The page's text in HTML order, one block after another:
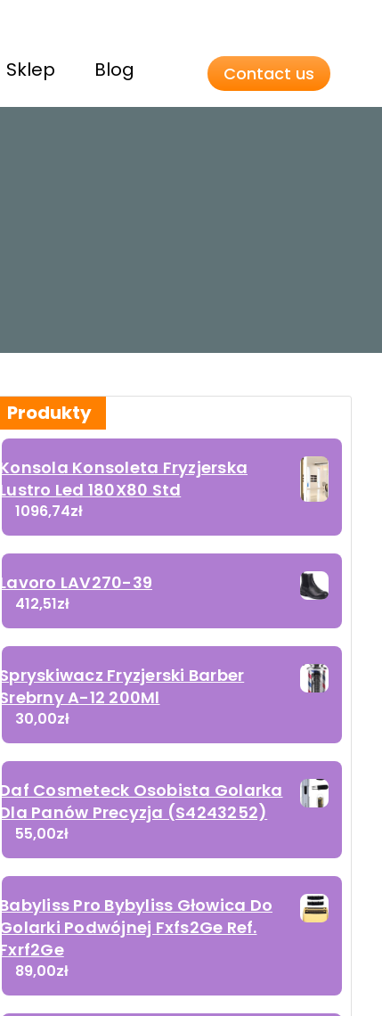
Sklep Blog Contact us
Produkty
Konsola Konsoleta Fryzjerska
Lustro Led 180X80 Std
1096,74zł
Lavoro LAV270-39
412,51zł
Spryskiwacz Fryzjerski Barber
Srebrny A-12 200Ml
30,00zł
Daf Cosmeteck Osobista Golarka
Dla Panów Precyzja (S4243252)
55,00zł
Babyliss Pro Bybyliss Głowica Do
Golarki Podwójnej Fxfs2Ge Ref.
Fxrf2Ge
89,00zł